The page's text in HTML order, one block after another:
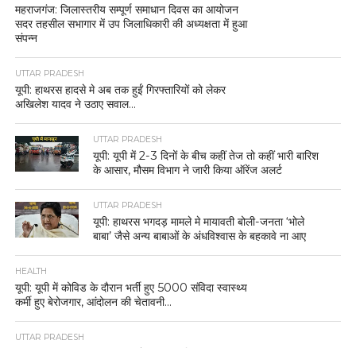
महराजगंज: जिलास्तरीय सम्पूर्ण समाधान दिवस का आयोजन
सदर तहसील सभागार में उप जिलाधिकारी की अध्यक्षता में हुआ
संपन्न
UTTAR PRADESH
यूपी: हाथरस हादसे मे अब तक हुईं गिरफ्तारियों को लेकर
अखिलेश यादव ने उठाए सवाल…
UTTAR PRADESH
यूपी: यूपी में 2-3 दिनों के बीच कहीं तेज तो कहीं भारी बारिश
के आसार, मौसम विभाग ने जारी किया ऑरेंज अलर्ट
UTTAR PRADESH
यूपी: हाथरस भगदड़ मामले मे मायावती बोली-जनता ‘भोले
बाबा’ जैसे अन्य बाबाओं के अंधविश्वास के बहकावे ना आए
HEALTH
यूपी: यूपी में कोविड के दौरान भर्ती हुए 5000 संविदा स्वास्थ्य
कर्मी हुए बेरोजगार, आंदोलन की चेतावनी…
UTTAR PRADESH